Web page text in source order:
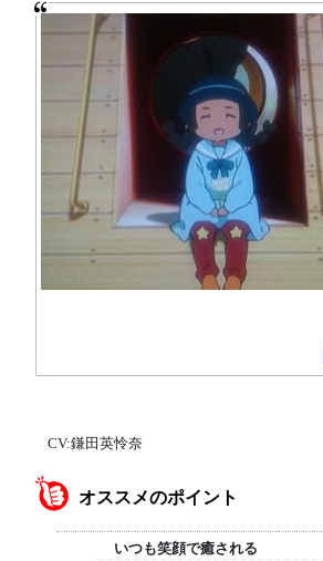
CV:鎌田英怜奈
オススメのポイント
いつも笑顔で癒される